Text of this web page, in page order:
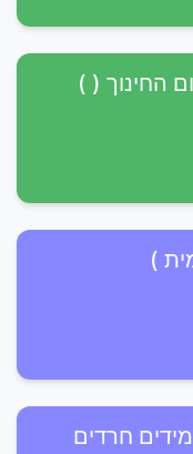
החינוך ( )
)
חרדים